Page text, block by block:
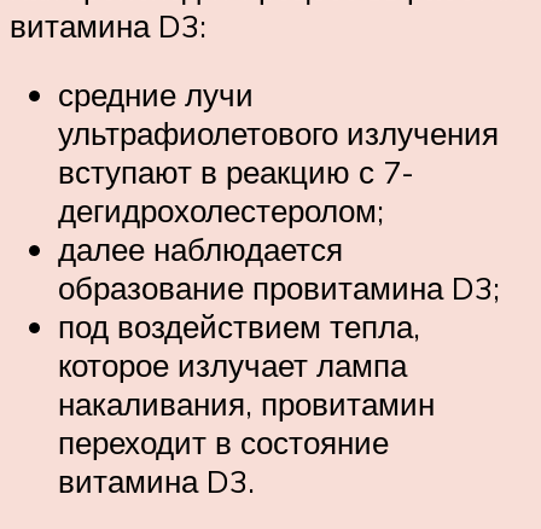
витамина D3:
средние лучи
ультрафиолетового излучения
вступают в реакцию с 7-
дегидрохолестеролом;
далее наблюдается
образование провитамина D3;
под воздействием тепла,
которое излучает лампа
накаливания, провитамин
переходит в состояние
витамина D3.